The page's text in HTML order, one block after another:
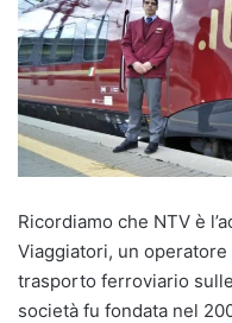
Ricordiamo che NTV è
Viaggiatori, un
trasporto ferroviario
società fu fondata nel